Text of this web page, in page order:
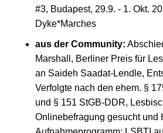
#3, Budapest, 29.9. - 1. Okt.
Dyke*Marches
aus der Community:
Marshall, Berliner Preis für
an Saideh Saadat-Lendle,
Verfolgte nach den ehem. §
und § 151 StGB-DDR,
Onlinebefragung gesucht und